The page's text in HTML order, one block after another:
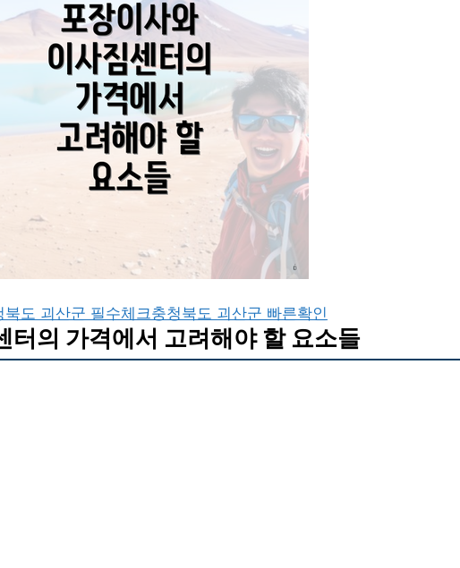
북도 괴산군 필수체크충청북도 괴산군 빠른확인
터의 가격에서 고려해야 할 요소들